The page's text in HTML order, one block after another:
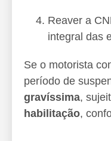
Reaver a
integral das
Se o motorista
período de
gravíssima,
habilitação,